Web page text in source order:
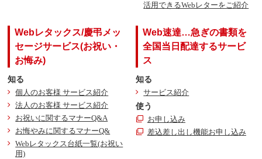
活用できるWebレターをご紹介
Webレタックス/慶弔メッ
セージサービス(お祝い・
お悔み)
知る
個人のお客様 サービス紹介
法人のお客様 サービス紹介
お祝いに関するマナーQ&A
お悔やみに関するマナーQ&
Webレタックス台紙一覧(お祝い
用)
Web速達…急ぎの書類を
全国当日配達するサービ
ス
知る
サービス紹介
使う
お申し込み
差込差し出し機能お申し込み